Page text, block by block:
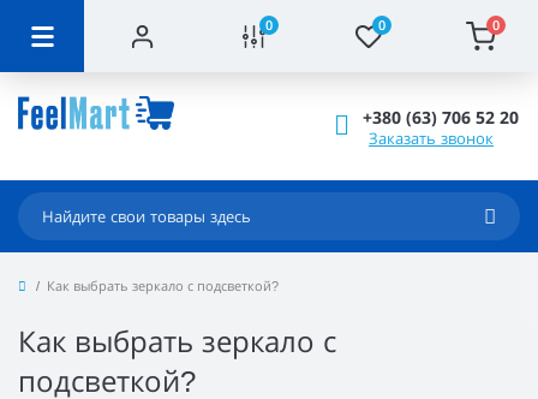
0 0 0
+380 (63) 706 52 20
Заказать звонок
Как выбрать зеркало с подсветкой?
Как выбрать зеркало с
подсветкой?